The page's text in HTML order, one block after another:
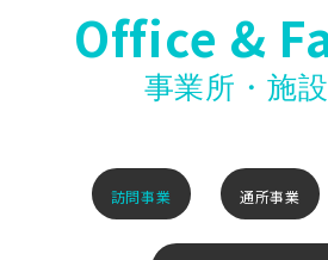
Office &
事業所・施
訪問事業 通所事業